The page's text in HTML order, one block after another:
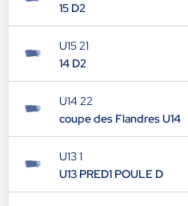
U15 1
15 D2
U15 21
14 D2
U14 22
coupe des Flandres U14
U13 1